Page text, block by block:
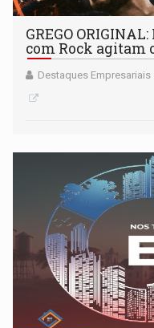
GREGO
com Rock agitam
Destaques Empresariais